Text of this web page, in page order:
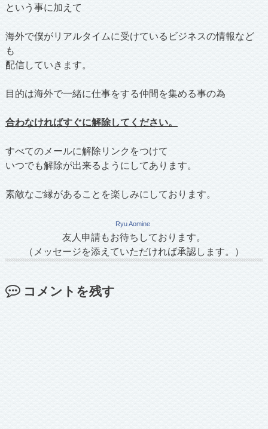
という事に加えて
海外で僕がリアルタイムに受けているビジネスの情報など
も
配信していきます。
目的は海外で一緒に仕事をする仲間を集める事の為
合わなければすぐに解除してください。
すべてのメールに解除リンクをつけて
いつでも解除が出来るようにしてあります。
素敵なご縁があることを楽しみにしております。
Ryu Aomine
友人申請もお待ちしております。
（メッセージを添えていただければ承認します。）
コメントを残す